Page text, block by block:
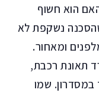
הוא חשוף
נשקפת לא
ומאחור.
תאונת רכבת,
שמו